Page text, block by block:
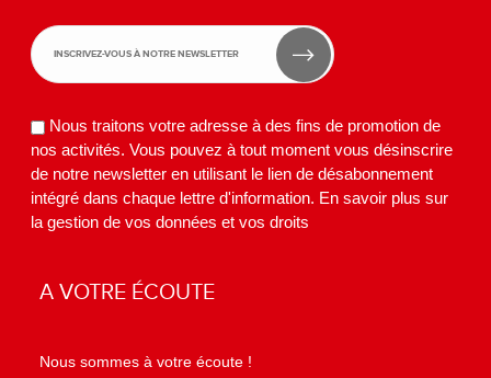
Nous traitons votre adresse à des fins de promotion de
nos activités. Vous pouvez à tout moment vous désinscrire
de notre newsletter en utilisant le lien de désabonnement
intégré dans chaque lettre d'information. En savoir plus sur
la gestion de vos données et vos droits
A VOTRE ÉCOUTE
Nous sommes à votre écoute !